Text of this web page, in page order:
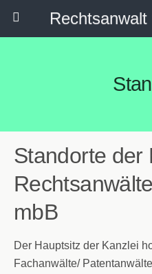
Standorte der
mbB
Der Hauptsitz der Kanzlei
Fachanwälte/